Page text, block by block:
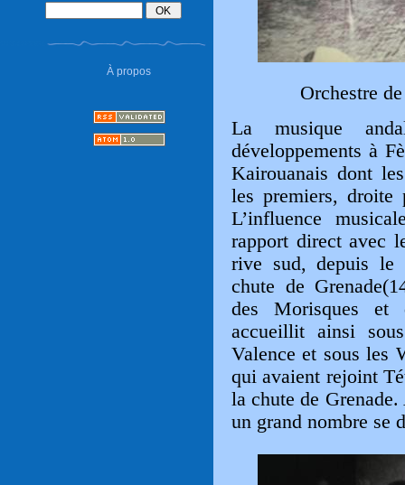
À propos
Orchestre
La musique
développements à
Kairouanais dont
les premiers, droite
L’influence
rapport direct avec
rive sud, depuis le
chute de
des Morisques et
accueillit ainsi
Valence et sous les
qui avaient rejoint
la chute de
un grand nombre se